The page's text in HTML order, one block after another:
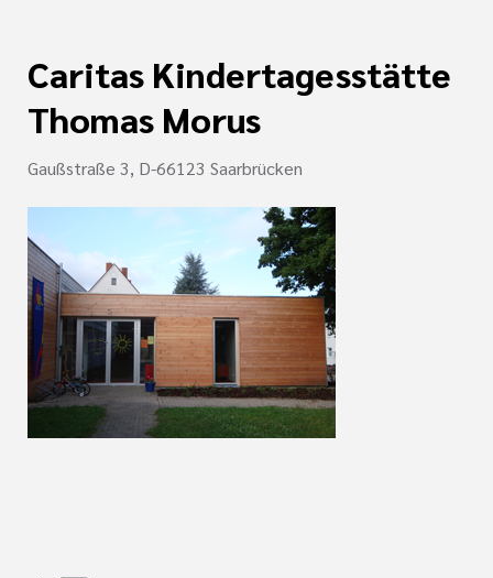
Caritas Kindertagesstätte
Thomas Morus
Gaußstraße 3, D-66123 Saarbrücken